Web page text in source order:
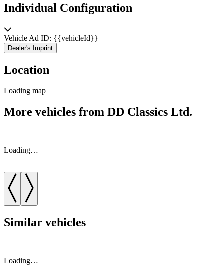
Individual Configuration
Vehicle Ad ID: {{vehicleId}}
Dealer's Imprint
Location
Loading map
More vehicles from DD Classics Ltd.
Loading…
Similar vehicles
Loading…